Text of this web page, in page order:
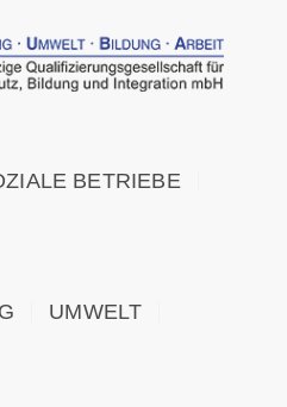
BETRIEBE
UMWELT